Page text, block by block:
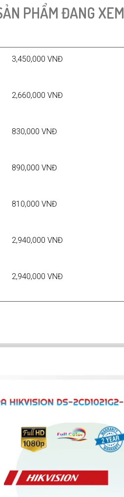
PHẨM ĐANG XEM
3,450,000 VNĐ
2,660,000 VNĐ
830,000 VNĐ
890,000 VNĐ
810,000 VNĐ
2,940,000 VNĐ
2,940,000 VNĐ